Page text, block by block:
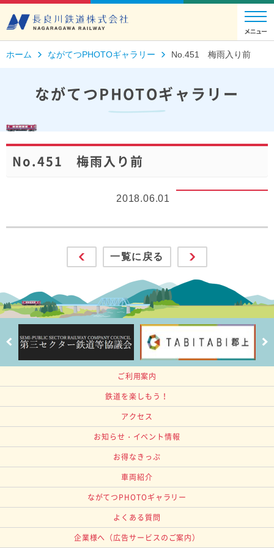
ホーム ながてつPHOTOギャラリー No.451 梅雨入り前
ながてつPHOTOギャラリー
No.451 梅雨入り前
2018.06.01
一覧に戻る
ご利用案内
鉄道を楽しもう！
アクセス
お知らせ・イベント情報
お得なきっぷ
車両紹介
ながてつPHOTOギャラリー
よくある質問
企業様へ （広告サービスのご案内）